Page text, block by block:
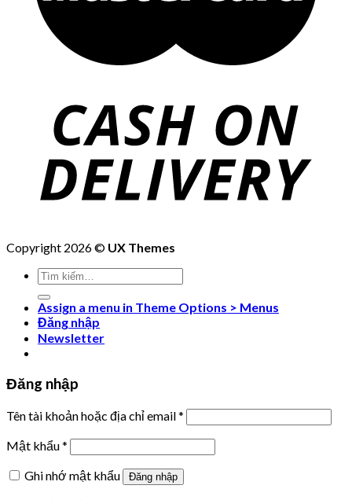
Copyright 2026 © UX Themes
Tìm
kiếm:
Assign a menu in Theme Options > Menus
Đăng nhập
Newsletter
Đăng nhập
Tên tài khoản hoặc địa chỉ email*
Mật khẩu*
Ghi nhớ mật khẩu
Đăng nhập